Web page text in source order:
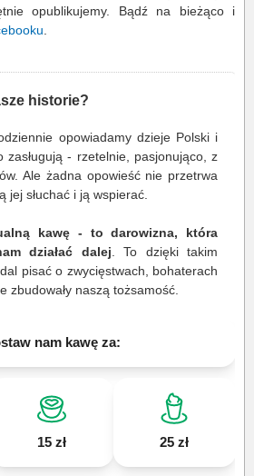
opublikujemy. Bądź na bieżąco i
historie?
opowiadamy dzieje Polski i
- rzetelnie, pasjonująco, z
Ale żadna opowieść nie przetrwa
jej słuchać i ją wspierać.
kawę - to darowizna, która
działać dalej . To dzięki takim
pisać o zwycięstwach, bohaterach
zbudowały naszą tożsamość.
nam kawę za:
15 zł 25 zł